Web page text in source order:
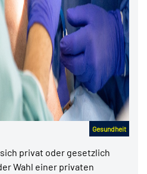
Gesundheit
privat oder gesetzlich
Wahl einer privaten